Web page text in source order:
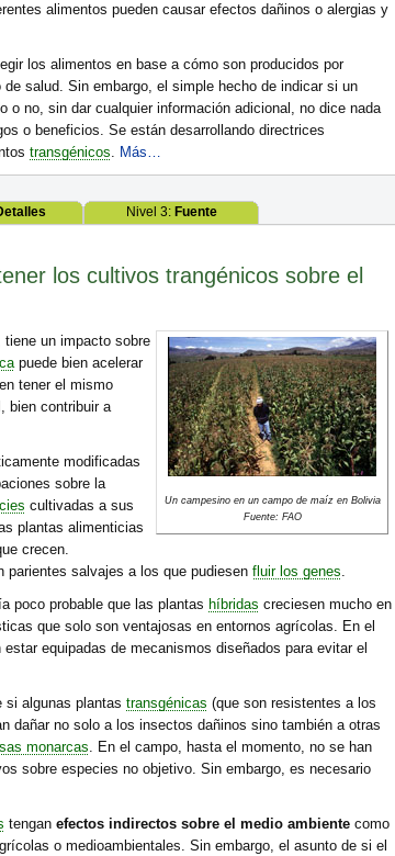
alimentos pueden causar efectos dañinos o alergias y
los alimentos en base a cómo son producidos por
salud. Sin embargo, el simple hecho de indicar si un
o no, sin dar cualquier información adicional, no dice nada
o beneficios. Se están desarrollando directrices
transgénicos. Más…
Nivel 3: Fuente
los cultivos trangénicos sobre el
Un campesino en un campo de maíz en Bolivia
Fuente: FAO
tiene un impacto sobre
puede bien acelerar
tener el mismo
bien contribuir a
modificadas
sobre la
cultivadas a sus
plantas alimenticias
crecen.
parientes salvajes a los que pudiesen fluir los genes.
poco probable que las plantas híbridas creciesen mucho en
que solo son ventajosas en entornos agrícolas. En el
estar equipadas de mecanismos diseñados para evitar el
si algunas plantas transgénicas (que son resistentes a los
dañar no solo a los insectos dañinos sino también a otras
monarcas. En el campo, hasta el momento, no se han
sobre especies no objetivo. Sin embargo, es necesario
tengan efectos indirectos sobre el medio ambiente como
o medioambientales. Sin embargo, el asunto de si el